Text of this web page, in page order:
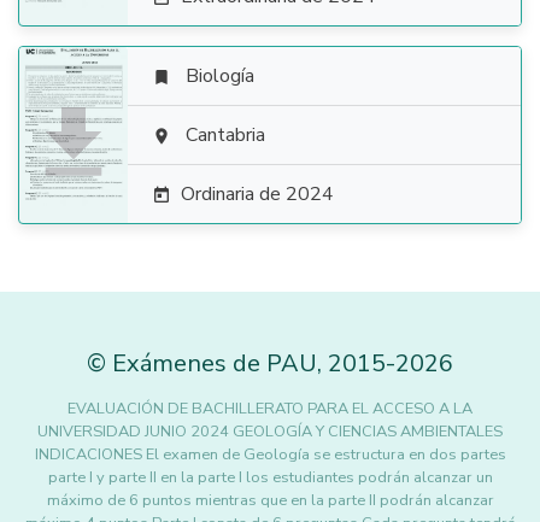

 Biología
 Cantabria
 Ordinaria de 2024
© Exámenes de PAU, 2015-2026
EVALUACIÓN DE BACHILLERATO PARA EL ACCESO A LA
UNIVERSIDAD JUNIO 2024 GEOLOGÍA Y CIENCIAS AMBIENTALES
INDICACIONES El examen de Geología se estructura en dos partes
parte I y parte II en la parte I los estudiantes podrán alcanzar un
máximo de 6 puntos mientras que en la parte II podrán alcanzar